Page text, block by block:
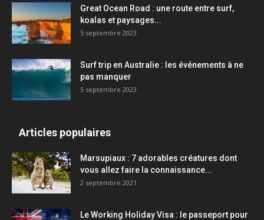
Great Ocean Road : une route entre surf,
koalas et paysages...
5 septembre 2023
Surf trip en Australie : les événements à ne
pas manquer
5 septembre 2023
Articles populaires
Marsupiaux : 7 adorables créatures dont
vous allez faire la connaissance...
2 septembre 2021
Le Working Holiday Visa : le passeport pour